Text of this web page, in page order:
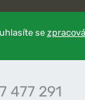
se
477 291